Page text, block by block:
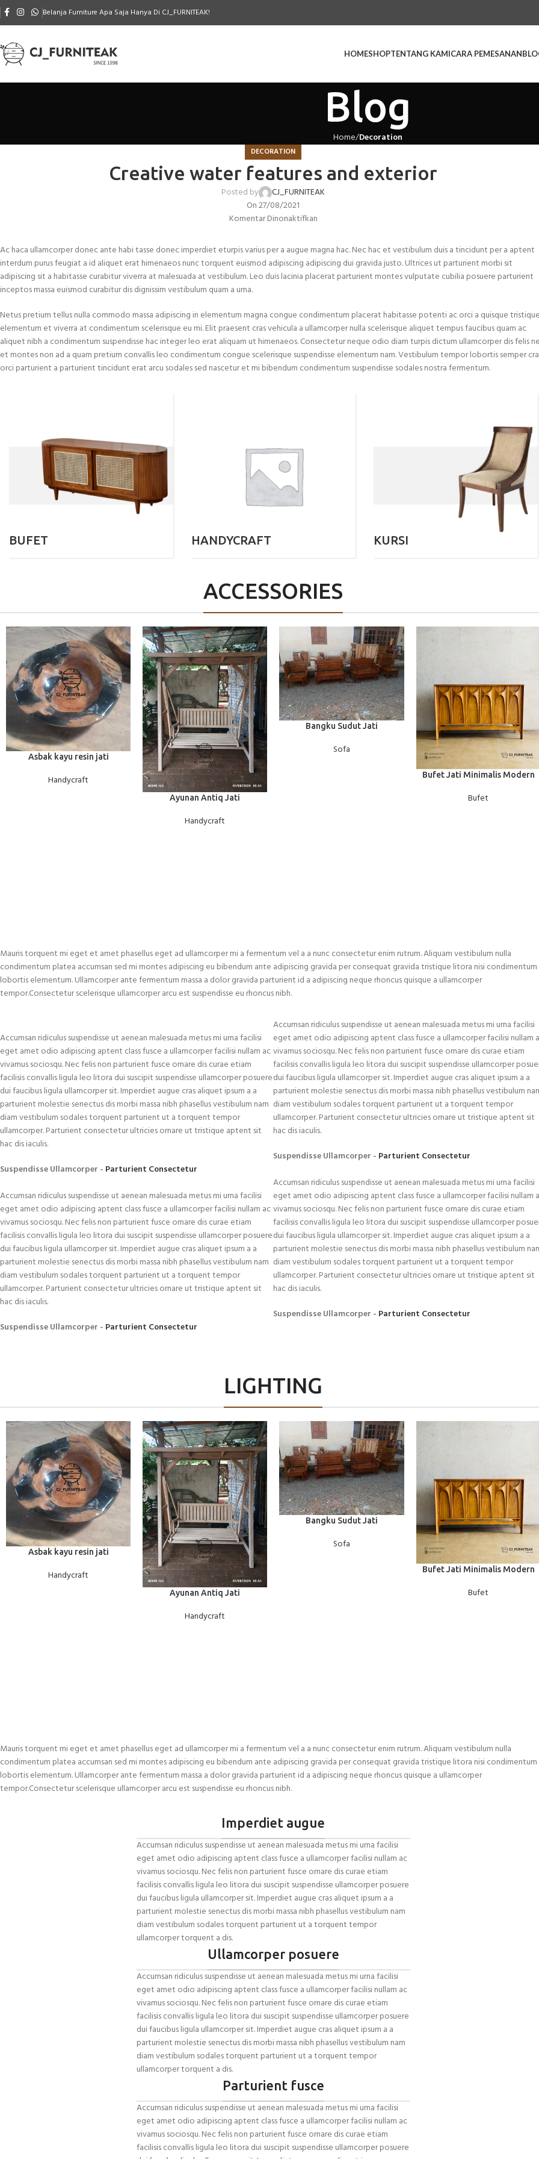
Belanja Furniture Apa Saja Hanya Di CJ_FURNITEAK!
HOMESHOPTENTANG KAMICARA PEMESANAN
Blog
Home Decoration
DECORATION
Creative water features and exterior
Posted by
CJ_FURNITEAK
On 27/08/2021
Komentar Dinonaktifkan
Ac haca ullamcorper donec ante habi tasse donec imperdiet eturpis varius per a augue magna hac. Nec hac et vestibulum duis a tincidunt per a aptent
interdum purus feugiat a id aliquet erat himenaeos nunc torquent euismod adipiscing adipiscing dui gravida justo. Ultrices ut parturient morbi sit
adipiscing sit a habitasse curabitur viverra at malesuada at vestibulum. Leo duis lacinia placerat parturient montes vulputate cubilia posuere parturient
inceptos massa euismod curabitur dis dignissim vestibulum quam a urna.
Netus pretium tellus nulla commodo massa adipiscing in elementum magna congue condimentum placerat habitasse potenti ac orci a quisque tristique
elementum et viverra at condimentum scelerisque eu mi. Elit praesent cras vehicula a ullamcorper nulla scelerisque aliquet tempus faucibus quam ac
aliquet nibh a condimentum suspendisse hac integer leo erat aliquam ut himenaeos. Consectetur neque odio diam turpis dictum ullamcorper dis felis
et montes non ad a quam pretium convallis leo condimentum congue scelerisque suspendisse elementum nam. Vestibulum tempor lobortis semper
orci parturient a parturient tincidunt erat arcu sodales sed nascetur et mi bibendum condimentum suspendisse sodales nostra fermentum.
BUFET HANDYCRAFT KURSI
ACCESSORIES
BACA SELENGKAPNYA
Asbak kayu resin jati
Handycraft
BACA SELENGKAPNYA
Ayunan Antiq Jati
Handycraft
BACA SELENGKAPNYA
Bangku Sudut Jati
Sofa
BACA SELENGKAPNYA
Bufet Jati Minimalis Modern
Bufet
Mauris torquent mi eget et amet phasellus eget ad ullamcorper mi a fermentum vel a a nunc consectetur enim rutrum. Aliquam vestibulum nulla
condimentum platea accumsan sed mi montes adipiscing eu bibendum ante adipiscing gravida per consequat gravida tristique litora nisi condimentum
lobortis elementum. Ullamcorper ante fermentum massa a dolor gravida parturient id a adipiscing neque rhoncus quisque a ullamcorper
tempor.Consectetur scelerisque ullamcorper arcu est suspendisse eu rhoncus nibh.
Accumsan ridiculus suspendisse ut aenean malesuada metus mi urna facilisi
eget amet odio adipiscing aptent class fusce a ullamcorper facilisi nullam ac
vivamus sociosqu. Nec felis non parturient fusce ornare dis curae etiam
facilisis convallis ligula leo litora dui suscipit suspendisse ullamcorper posuere
dui faucibus ligula ullamcorper sit. Imperdiet augue cras aliquet ipsum a a
parturient molestie senectus dis morbi massa nibh phasellus vestibulum nam
diam vestibulum sodales torquent parturient ut a torquent tempor
ullamcorper. Parturient consectetur ultricies ornare ut tristique aptent sit
hac dis iaculis.
Suspendisse Ullamcorper - Parturient Consectetur
Accumsan ridiculus suspendisse ut aenean malesuada metus mi urna facilisi
eget amet odio adipiscing aptent class fusce a ullamcorper facilisi nullam ac
vivamus sociosqu. Nec felis non parturient fusce ornare dis curae etiam
facilisis convallis ligula leo litora dui suscipit suspendisse ullamcorper posuere
dui faucibus ligula ullamcorper sit. Imperdiet augue cras aliquet ipsum a a
parturient molestie senectus dis morbi massa nibh phasellus vestibulum nam
diam vestibulum sodales torquent parturient ut a torquent tempor
ullamcorper. Parturient consectetur ultricies ornare ut tristique aptent sit
hac dis iaculis.
Suspendisse Ullamcorper - Parturient Consectetur
Accumsan ridiculus suspendisse ut aenean malesuada metus mi urna facilisi
eget amet odio adipiscing aptent class fusce a ullamcorper facilisi nullam
vivamus sociosqu. Nec felis non parturient fusce ornare dis curae etiam
facilisis convallis ligula leo litora dui suscipit suspendisse ullamcorper
dui faucibus ligula ullamcorper sit. Imperdiet augue cras aliquet ipsum a a
parturient molestie senectus dis morbi massa nibh phasellus vestibulum
diam vestibulum sodales torquent parturient ut a torquent tempor
ullamcorper. Parturient consectetur ultricies ornare ut tristique aptent sit
hac dis iaculis.
Suspendisse Ullamcorper - Parturient Consectetur
Accumsan ridiculus suspendisse ut aenean malesuada metus mi urna facilisi
eget amet odio adipiscing aptent class fusce a ullamcorper facilisi nullam
vivamus sociosqu. Nec felis non parturient fusce ornare dis curae etiam
facilisis convallis ligula leo litora dui suscipit suspendisse ullamcorper
dui faucibus ligula ullamcorper sit. Imperdiet augue cras aliquet ipsum a a
parturient molestie senectus dis morbi massa nibh phasellus vestibulum
diam vestibulum sodales torquent parturient ut a torquent tempor
ullamcorper. Parturient consectetur ultricies ornare ut tristique aptent sit
hac dis iaculis.
Suspendisse Ullamcorper - Parturient Consectetur
LIGHTING
BACA SELENGKAPNYA
Asbak kayu resin jati
Handycraft
BACA SELENGKAPNYA
Ayunan Antiq Jati
Handycraft
BACA SELENGKAPNYA
Bangku Sudut Jati
Sofa
BACA SELENGKAPNYA
Bufet Jati Minimalis Modern
Bufet
Mauris torquent mi eget et amet phasellus eget ad ullamcorper mi a fermentum vel a a nunc consectetur enim rutrum. Aliquam vestibulum nulla
condimentum platea accumsan sed mi montes adipiscing eu bibendum ante adipiscing gravida per consequat gravida tristique litora nisi condimentum
lobortis elementum. Ullamcorper ante fermentum massa a dolor gravida parturient id a adipiscing neque rhoncus quisque a ullamcorper
tempor.Consectetur scelerisque ullamcorper arcu est suspendisse eu rhoncus nibh.
Imperdiet augue
Accumsan ridiculus suspendisse ut aenean malesuada metus mi urna facilisi
eget amet odio adipiscing aptent class fusce a ullamcorper facilisi nullam ac
vivamus sociosqu. Nec felis non parturient fusce ornare dis curae etiam
facilisis convallis ligula leo litora dui suscipit suspendisse ullamcorper posuere
dui faucibus ligula ullamcorper sit. Imperdiet augue cras aliquet ipsum a a
parturient molestie senectus dis morbi massa nibh phasellus vestibulum nam
diam vestibulum sodales torquent parturient ut a torquent tempor
ullamcorper torquent a dis.
Ullamcorper posuere
Accumsan ridiculus suspendisse ut aenean malesuada metus mi urna facilisi
eget amet odio adipiscing aptent class fusce a ullamcorper facilisi nullam ac
vivamus sociosqu. Nec felis non parturient fusce ornare dis curae etiam
facilisis convallis ligula leo litora dui suscipit suspendisse ullamcorper posuere
dui faucibus ligula ullamcorper sit. Imperdiet augue cras aliquet ipsum a a
parturient molestie senectus dis morbi massa nibh phasellus vestibulum nam
diam vestibulum sodales torquent parturient ut a torquent tempor
ullamcorper torquent a dis.
Parturient fusce
Accumsan ridiculus suspendisse ut aenean malesuada metus mi urna facilisi
eget amet odio adipiscing aptent class fusce a ullamcorper facilisi nullam ac
vivamus sociosqu. Nec felis non parturient fusce ornare dis curae etiam
facilisis convallis ligula leo litora dui suscipit suspendisse ullamcorper posuere